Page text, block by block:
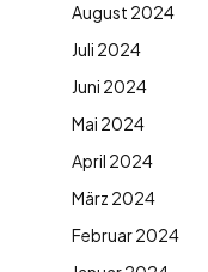
August 2024
Juli 2024
Juni 2024
Mai 2024
April 2024
März 2024
Februar 2024